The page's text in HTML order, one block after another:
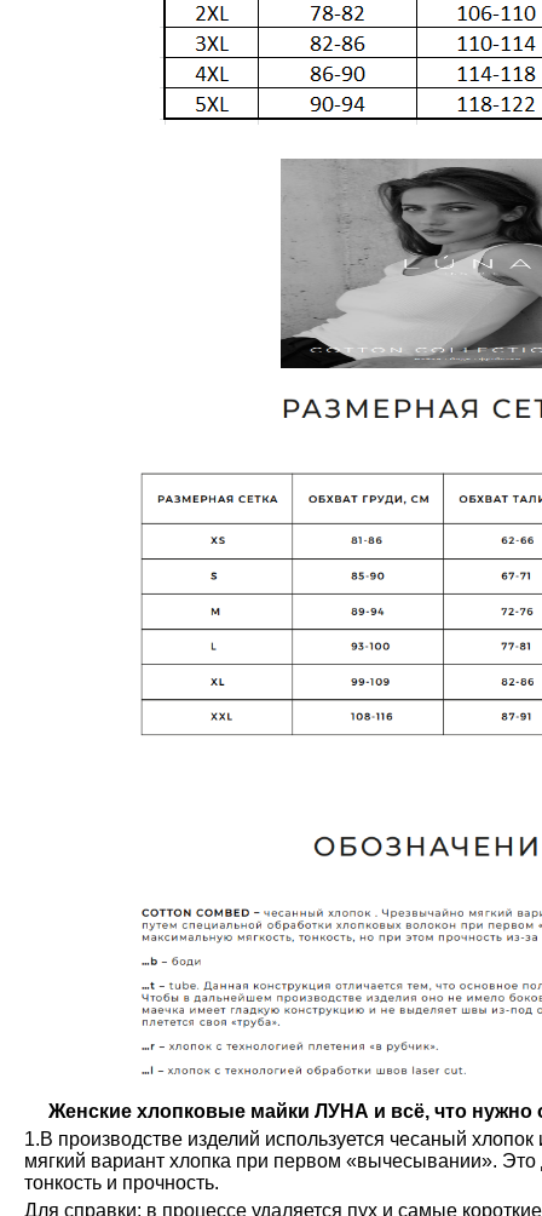
Женские хлопковые майки ЛУНА и всё, что нужно
1.В производстве изделий используется чесаный
мягкий вариант хлопка при первом «вычесывании». Это
тонкость и прочность.
Для справки: в процессе удаляется пух и самые